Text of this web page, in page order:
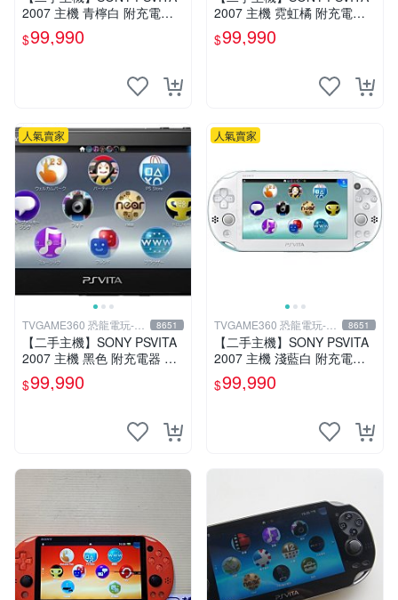
2007 主機 青檸白 附充電器
USB傳輸線 PS VITA PSV 台
中恐龍電玩
$99,990
2007 主機 霓虹橘 附充電器
USB傳輸線 PS VITA PSV 台
中恐龍電玩
$99,990
人氣賣家
TVGAME360 恐龍電玩-台
中店
8651
【二手主機】SONY PSVITA
2007 主機 黑色 附充電器 US
B傳輸線 PS VITA PSV【台中
恐龍電玩】
$99,990
人氣賣家
TVGAME360 恐龍電玩-台
中店
8651
【二手主機】SONY PSVITA
2007 主機 淺藍白 附充電器
USB傳輸線 PS VITA PSV 裸
裝 台中
$99,990